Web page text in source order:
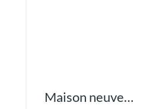
Maison neuve